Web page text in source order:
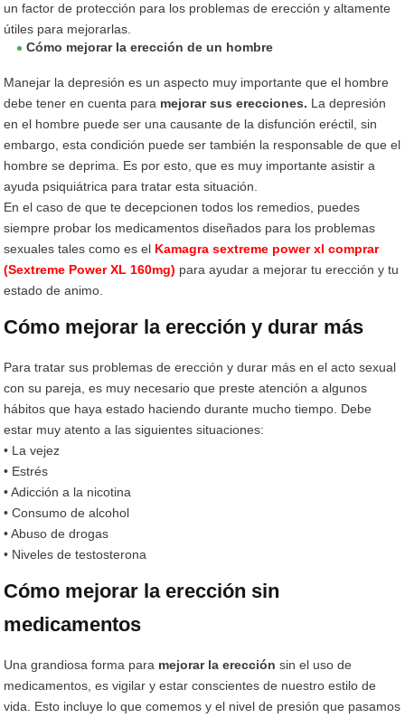
un factor de protección para los problemas de erección y altamente
útiles para mejorarlas.
Cómo mejorar la erección de un hombre
Manejar la depresión es un aspecto muy importante que el hombre
debe tener en cuenta para mejorar sus erecciones. La depresión
en el hombre puede ser una causante de la disfunción eréctil, sin
embargo, esta condición puede ser también la responsable de que el
hombre se deprima. Es por esto, que es muy importante asistir a
ayuda psiquiátrica para tratar esta situación.
En el caso de que te decepcionen todos los remedios, puedes
siempre probar los medicamentos diseñados para los problemas
sexuales tales como es el Kamagra sextreme power xl comprar
(Sextreme Power XL 160mg) para ayudar a mejorar tu erección y tu
estado de animo.
Cómo mejorar la erección y durar más
Para tratar sus problemas de erección y durar más en el acto sexual
con su pareja, es muy necesario que preste atención a algunos
hábitos que haya estado haciendo durante mucho tiempo. Debe
estar muy atento a las siguientes situaciones:
• La vejez
• Estrés
• Adicción a la nicotina
• Consumo de alcohol
• Abuso de drogas
• Niveles de testosterona
Cómo mejorar la erección sin
medicamentos
Una grandiosa forma para mejorar la erección sin el uso de
medicamentos, es vigilar y estar conscientes de nuestro estilo de
vida. Esto incluye lo que comemos y el nivel de presión que pasamos